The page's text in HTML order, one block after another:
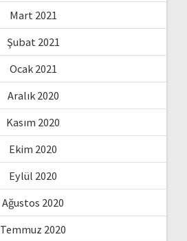
Mart 2021
Şubat 2021
Ocak 2021
Aralık 2020
Kasım 2020
Ekim 2020
Eylül 2020
Ağustos 2020
Temmuz 2020